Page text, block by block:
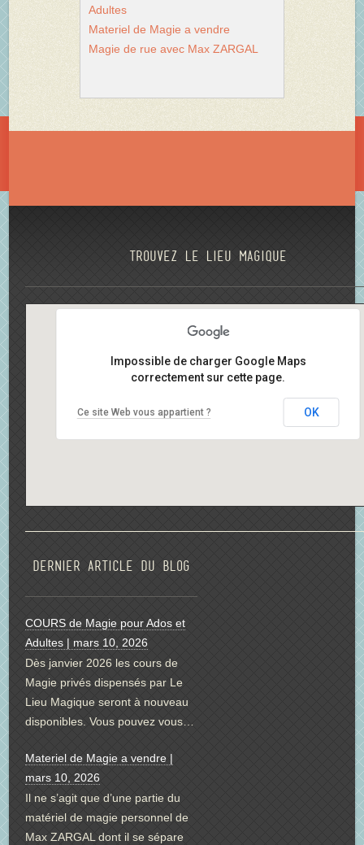
Adultes
Materiel de Magie a vendre
Magie de rue avec Max ZARGAL
Trouvez le lieu magique
Impossible de charger Google Maps
correctement sur cette page.
Ce site Web vous appartient ? OK
Dernier article du blog
COURS de Magie pour Ados et
Adultes | mars 10, 2026
Dès janvier 2026 les cours de
Magie privés dispensés par Le
Lieu Magique seront à nouveau
disponibles. Vous pouvez vous…
Materiel de Magie a vendre |
mars 10, 2026
Il ne s’agit que d’une partie du
matériel de magie personnel de
Max ZARGAL dont il se sépare